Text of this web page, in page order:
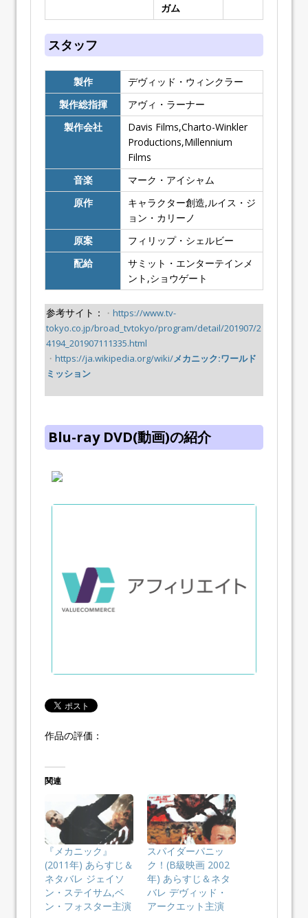
ガム
スタッフ
製作
デヴィッド・ウィンクラー
製作総指揮
アヴィ・ラーナー
製作会社
Davis Films,Chartoff-Winkler
Productions,Millennium
Films
音楽
マーク・アイシャム
原作
キャラクター創造,ルイス・ジ
ョン・カリーノ
原案
フィリップ・シェルビー
配給
サミット・エンターテインメ
ント,ショウゲート
参考サイト： ・ https://www.tv-
tokyo.co.jp/broad_tvtokyo/program/detail/201907/2
4194_201907111335.html
・ https://ja.wikipedia.org/wiki/メカニック:ワールド
ミッション
Blu-ray DVD(動画)の紹介
作品の評価：
関連
『メカニック』
(2011年) あらすじ＆
ネタバレ ジェイソ
ン・ステイサム,ベ
ン・フォスター主演
スパイダーパニッ
ク！(B級映画 2002
年) あらすじ＆ネタ
バレ デヴィッド・
アークエット主演